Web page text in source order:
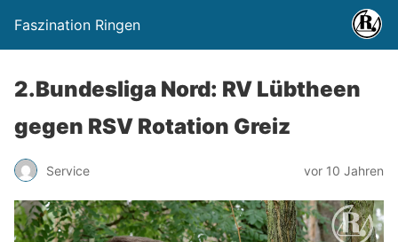
Faszination Ringen
2.Bundesliga Nord: RV Lübtheen
gegen RSV Rotation Greiz
Service vor 10 Jahren